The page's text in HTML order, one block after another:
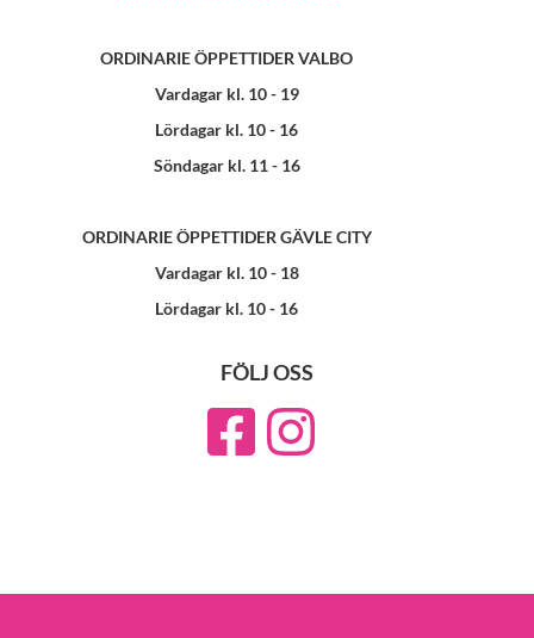
ORDINARIE ÖPPETTIDER VALBO
Vardagar kl. 10 - 19
Lördagar kl. 10 - 16
Söndagar kl. 11 - 16
ORDINARIE ÖPPETTIDER GÄVLE CITY
Vardagar kl. 10 - 18
Lördagar kl. 10 - 16
FÖLJ OSS